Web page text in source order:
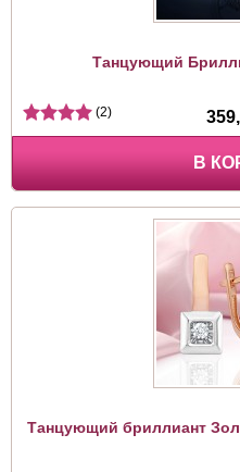
Танцующий
(2)
В
Танцующий бриллиант